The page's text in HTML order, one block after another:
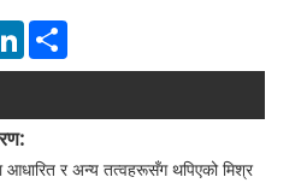
LinkedIn
आधारित र अन्य तत्वहरूसँग थपिएको मिश्र